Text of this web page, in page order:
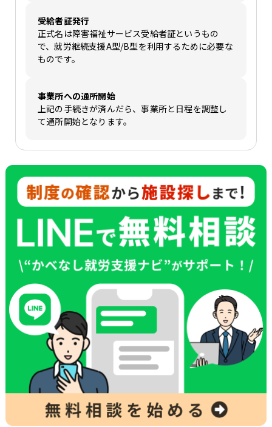
受給者証発行
正式名は障害福祉サービス受給者証というもの
で、就労継続支援A型/B型を利用するために必要な
ものです。
事業所への通所開始
上記の手続きが済んだら、事業所と日程を調整し
て通所開始となります。